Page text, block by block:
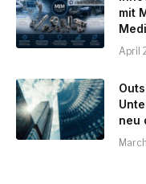
mit
April
neu